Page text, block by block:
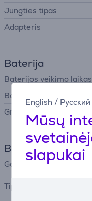
English / Русский
Mūsų
slapukai
Jungties tipas
Adapteris
Baterija
Baterijos veikimo laikas
Baterijos įkrovimo laikas
Greitasis krovimas
Bendri parametrai
Gamintojas
Tipas